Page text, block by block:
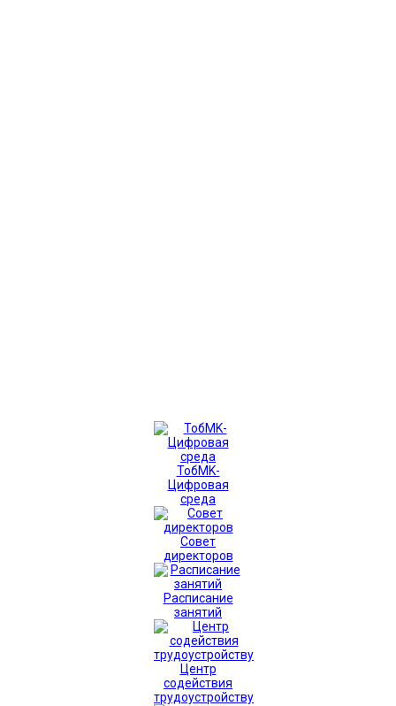
ТобMK-
Цифровая
среда
Совет
директоров
Расписание
занятий
Центр
содействия
трудоустройству